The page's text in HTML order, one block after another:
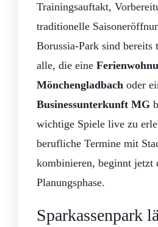
Trainingsauftakt,
traditionelle
Borussia-Park sind
alle, die eine
Mönchengladbach oder
Businessunterkunft MG
wichtige Spiele live zu
berufliche Termine mit
kombinieren, beginnt jetzt
Planungsphase.
Sparkassenpark